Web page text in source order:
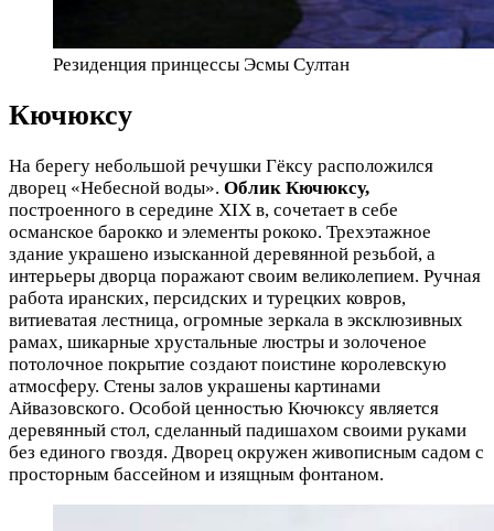
Резиденция принцессы Эсмы Султан
Кючюксу
На берегу небольшой речушки Гёксу расположился
дворец «Небесной воды». Облик Кючюксу,
построенного в середине XIX в, сочетает в себе
османское барокко и элементы рококо. Трехэтажное
здание украшено изысканной деревянной резьбой, а
интерьеры дворца поражают своим великолепием. Ручная
работа иранских, персидских и турецких ковров,
витиеватая лестница, огромные зеркала в эксклюзивных
рамах, шикарные хрустальные люстры и золоченое
потолочное покрытие создают поистине королевскую
атмосферу. Стены залов украшены картинами
Айвазовского. Особой ценностью Кючюксу является
деревянный стол, сделанный падишахом своими руками
без единого гвоздя. Дворец окружен живописным садом с
просторным бассейном и изящным фонтаном.